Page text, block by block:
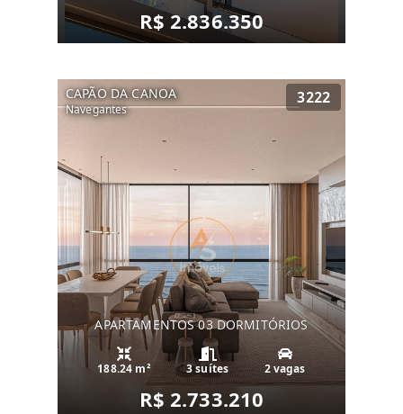
R$ 2.836.350
CAPÃO DA CANOA
Navegantes
3222
APARTAMENTOS 03 DORMITÓRIOS
188.24 m² 3 suítes 2 vagas
R$ 2.733.210